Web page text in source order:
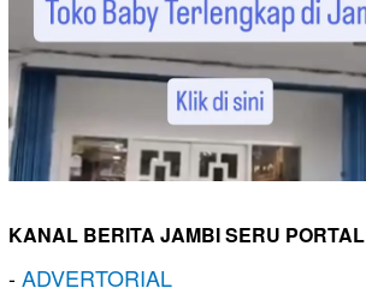
KANAL BERITA JAMBI SERU PORTAL
-ADVERTORIAL